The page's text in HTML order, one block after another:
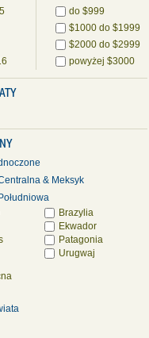
do $999
$1000 do $1999
$2000 do $2999
powyżej $3000
& Meksyk
Brazylia
Ekwador
Patagonia
Urugwaj